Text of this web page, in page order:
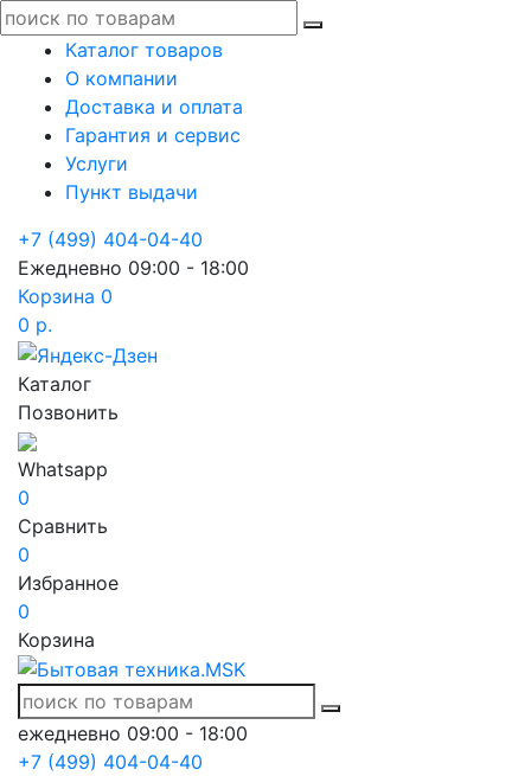
Каталог товаров
О компании
Доставка и оплата
Гарантия и сервис
Услуги
Пункт выдачи
+7 (499) 404-04-40
Ежедневно 09:00 - 18:00
Корзина 0
0 р.
Каталог
Позвонить
Whatsapp
0
Сравнить
0
Избранное
0
Корзина
ежедневно 09:00 - 18:00
+7 (499) 404-04-40